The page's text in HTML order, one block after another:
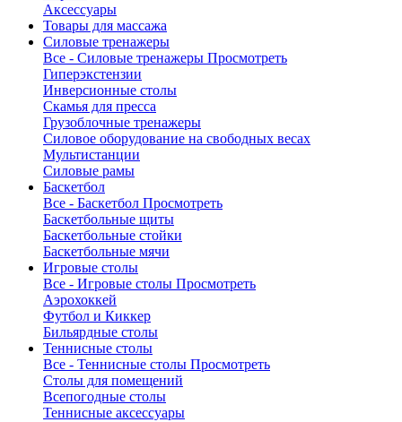
Аксессуары
Товары для массажа
Силовые тренажеры
Все - Силовые тренажеры Просмотреть
Гиперэкстензии
Инверсионные столы
Скамья для пресса
Грузоблочные тренажеры
Силовое оборудование на свободных весах
Мультистанции
Силовые рамы
Баскетбол
Все - Баскетбол Просмотреть
Баскетбольные щиты
Баскетбольные стойки
Баскетбольные мячи
Игровые столы
Все - Игровые столы Просмотреть
Аэрохоккей
Футбол и Киккер
Бильярдные столы
Теннисные столы
Все - Теннисные столы Просмотреть
Столы для помещений
Всепогодные столы
Теннисные аксессуары